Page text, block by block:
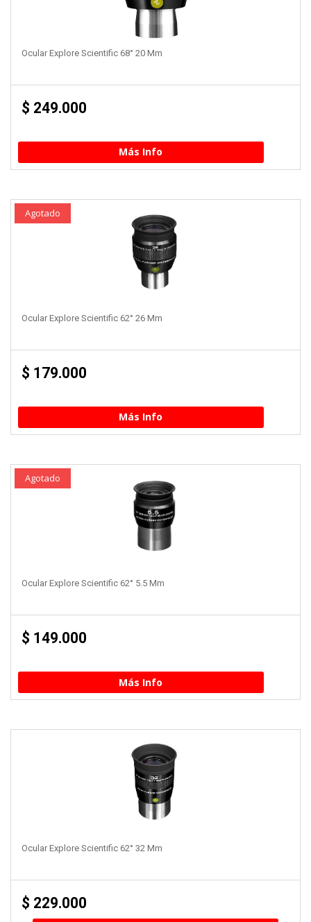
Ocular Explore Scientific 68° 20 Mm
$ 249.000
Más Info
Agotado
Ocular Explore Scientific 62° 26 Mm
$ 179.000
Más Info
Agotado
Ocular Explore Scientific 62° 5.5 Mm
$ 149.000
Más Info
Ocular Explore Scientific 62° 32 Mm
$ 229.000